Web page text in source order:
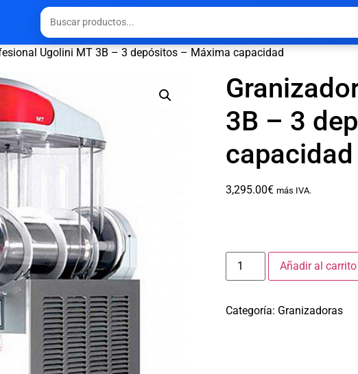
Ugolini MT 3B – 3 depósitos – Máxima capacidad
3B – 3
capacidad
3,295.00€ más IVA.
Añadir al carrito
Categoría: Granizadoras